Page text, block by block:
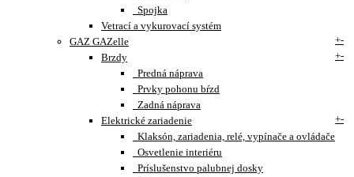
Spojka
Vetrací a vykurovací systém
GAZ GAZelle
+-
Brzdy
+-
Predná náprava
Prvky pohonu bŕzd
Zadná náprava
Elektrické zariadenie
+-
Klaksón, zariadenia, relé, vypínače a ovládače
Osvetlenie interiéru
Príslušenstvo palubnej dosky